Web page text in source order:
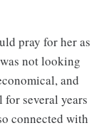
pray for her as
not looking
and
several years
connected with